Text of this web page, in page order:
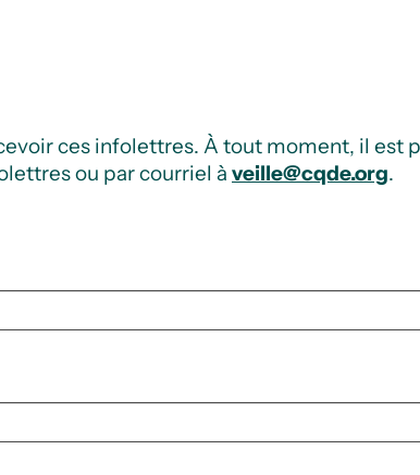
ces infolettres. À tout moment, il est
ou par courriel à veille@cqde.org.